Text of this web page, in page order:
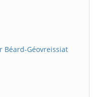
Géovreissiat